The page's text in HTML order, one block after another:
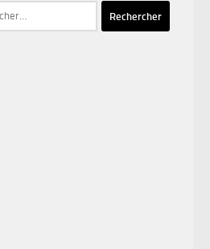
: